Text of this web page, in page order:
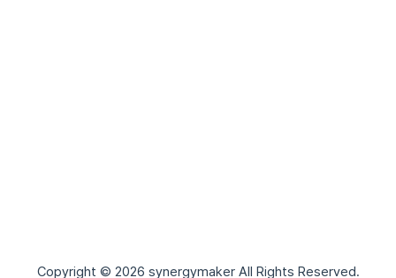
Copyright © 2026 synergymaker All Rights Reserved.